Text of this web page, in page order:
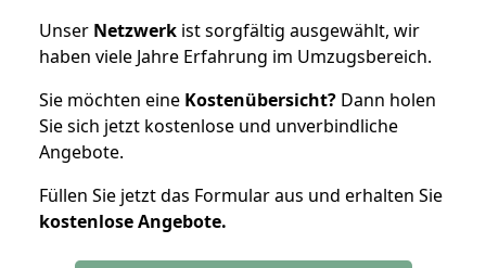
Unser Netzwerk ist sorgfältig ausgewählt, wir
haben viele Jahre Erfahrung im Umzugsbereich.
Sie möchten eine Kostenübersicht? Dann holen
Sie sich jetzt kostenlose und unverbindliche
Angebote.
Füllen Sie jetzt das Formular aus und erhalten Sie
kostenloseAngebote.